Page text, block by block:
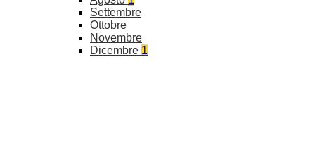
Settembre
Ottobre
Novembre
Dicembre 1